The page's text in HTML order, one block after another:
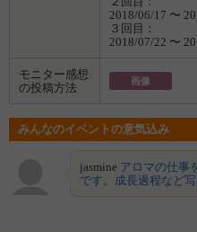
2018/06/17 〜
３回目：
2018/07/22 〜
モニター感想
の投稿方法
画像
みんなのイベントの意気込み
jasmine アロマの仕事
です。成長過程など